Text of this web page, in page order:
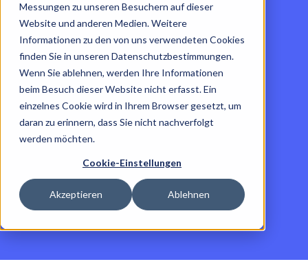
Messungen zu unseren Besuchern auf dieser
Website und anderen Medien. Weitere
Informationen zu den von uns verwendeten Cookies
finden Sie in unseren Datenschutzbestimmungen.
Wenn Sie ablehnen, werden Ihre Informationen
beim Besuch dieser Website nicht erfasst. Ein
einzelnes Cookie wird in Ihrem Browser gesetzt, um
daran zu erinnern, dass Sie nicht nachverfolgt
werden möchten.
Cookie-Einstellungen
Akzeptieren Ablehnen